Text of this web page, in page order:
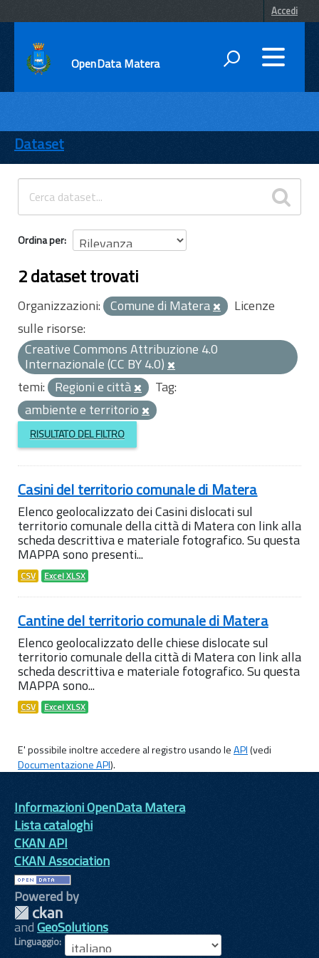
Accedi
OpenData Matera
ENTI
TEMI
INFORMAZIONI
Dataset
Ordina per
2 dataset trovati
Organizzazioni: Comune di Matera
Licenze
sulle risorse:
Creative Commons Attribuzione 4.0
Internazionale (CC BY 4.0)
temi: Regioni e città
Tag:
ambiente e territorio
RISULTATO DEL FILTRO
Casini del territorio comunale di Matera
Elenco geolocalizzato dei Casini dislocati sul
territorio comunale della città di Matera con link alla
scheda descrittiva e materiale fotografico. Su questa
MAPPA sono presenti...
CSV Excel XLSX
Cantine del territorio comunale di Matera
Elenco geolocalizzato delle chiese dislocate sul
territorio comunale della città di Matera con link alla
scheda descrittiva e materiale fotografico. Su questa
MAPPA sono...
CSV Excel XLSX
E' possibile inoltre accedere al registro usando leAPI(vedi
Documentazione API).
Informazioni OpenData Matera
Lista cataloghi
CKAN API
CKAN Association
Powered by
andGeoSolutions
Linguaggio